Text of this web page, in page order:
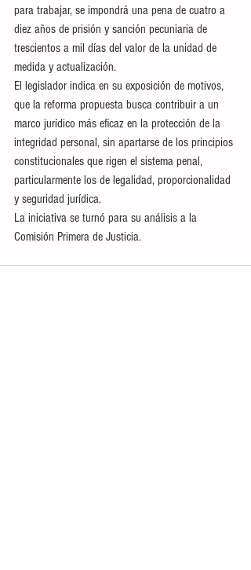
para trabajar, se impondrá una pena de cuatro a
diez años de prisión y sanción pecuniaria de
trescientos a mil días del valor de la unidad de
medida y actualización.
El legislador indica en su exposición de motivos,
que la reforma propuesta busca contribuir a un
marco jurídico más eficaz en la protección de la
integridad personal, sin apartarse de los principios
constitucionales que rigen el sistema penal,
particularmente los de legalidad, proporcionalidad
y seguridad jurídica.
La iniciativa se turnó para su análisis a la
Comisión Primera de Justicia.